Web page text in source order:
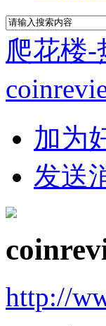
爬花楼
加为
发送
http://